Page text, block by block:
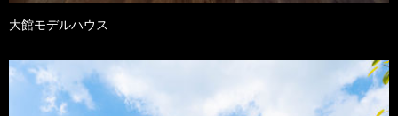
大館モデルハウス